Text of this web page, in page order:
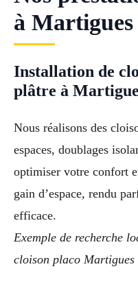
à Martigues
Installation de
plâtre à
Nous réalisons des
espaces, doublages
optimiser votre confort
gain d’espace, rendu
efficace.
Exemple de recherche
cloison placo Martigues